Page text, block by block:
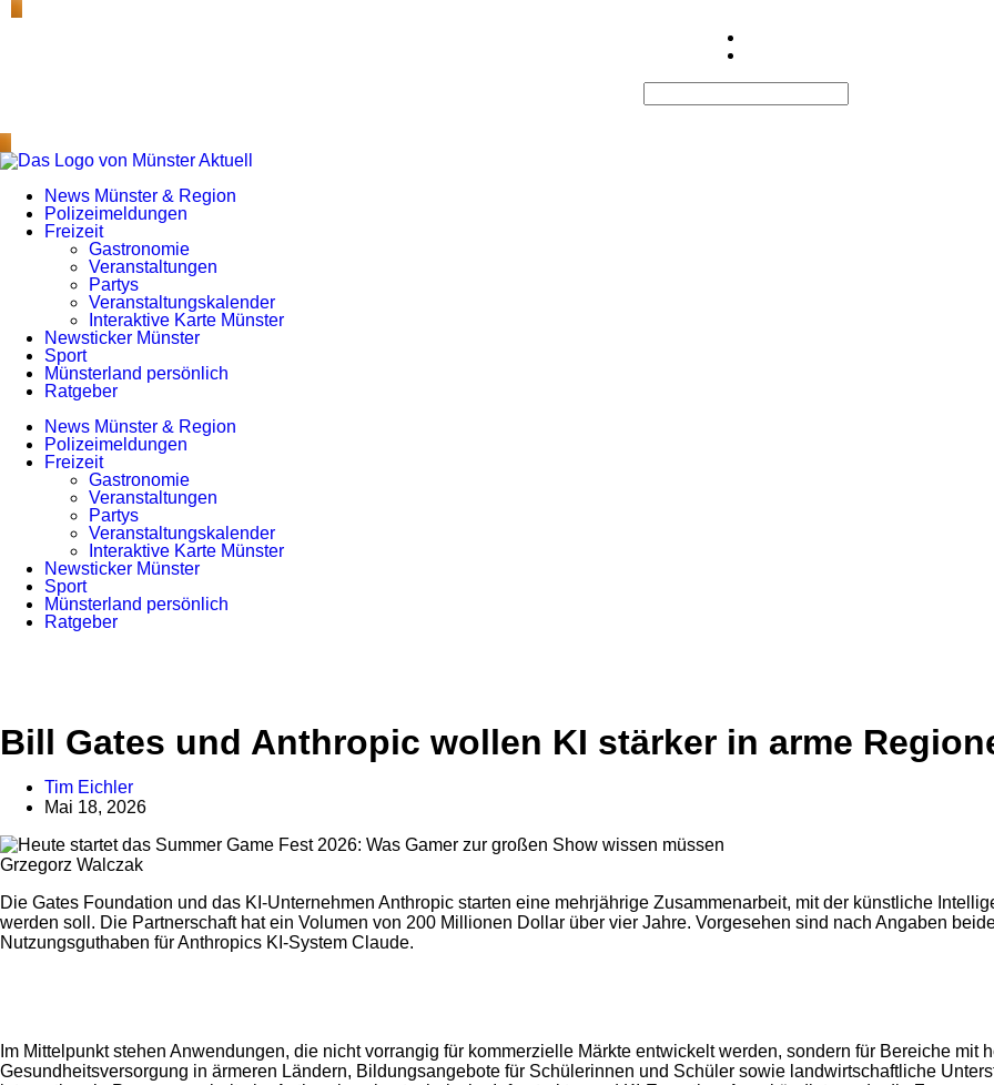
News Münster & Region
Polizeimeldungen
Freizeit
Gastronomie
Veranstaltungen
Partys
Veranstaltungskalender
Interaktive Karte Münster
Newsticker Münster
Sport
Münsterland persönlich
Ratgeber
News Münster & Region
Polizeimeldungen
Freizeit
Gastronomie
Veranstaltungen
Partys
Veranstaltungskalender
Interaktive Karte Münster
Newsticker Münster
Sport
Münsterland persönlich
Ratgeber
Bill Gates und Anthropic wollen KI stärker in arme
Tim Eichler
Mai 18, 2026
Grzegorz Walczak
Die Gates Foundation und das KI-Unternehmen Anthropic starten eine mehrjährige Zusammenarbeit, mit der künstliche
werden soll. Die Partnerschaft hat ein Volumen von 200 Millionen Dollar über vier Jahre. Vorgesehen sind nach Angaben
Nutzungsguthaben für Anthropics KI-System Claude.
Im Mittelpunkt stehen Anwendungen, die nicht vorrangig für kommerzielle Märkte entwickelt werden, sondern für Bereiche
Gesundheitsversorgung in ärmeren Ländern, Bildungsangebote für Schülerinnen und Schüler sowie landwirtschaftliche